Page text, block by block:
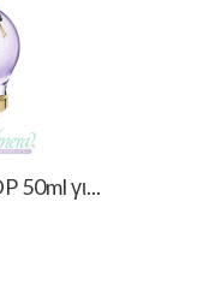
50ml γι...